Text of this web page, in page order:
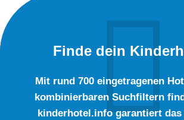
Finde dein
Mit rund 700 eingetragenen
kombinierbaren Suchfiltern
kinderhotel.info garantiert das